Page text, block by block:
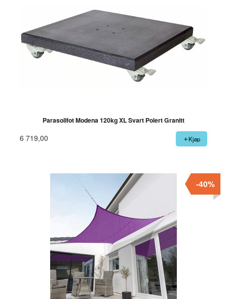
Parasollfot Modena 120kg XL Svart Polert Granitt
6 719,00 Kjøp
-40%